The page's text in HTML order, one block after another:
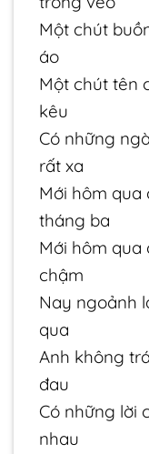
Một chút
áo
Một chút tên
kêu
Có những
rất xa
Mới hôm qua
tháng ba
Mới hôm qua
chậm
Nay ngoảnh
qua
Anh không
đau
Có những lời
nhau